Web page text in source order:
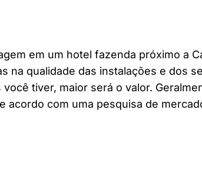
em um hotel fazenda próximo a
na qualidade das instalações e dos
tiver, maior será o valor.
acordo com uma pesquisa de